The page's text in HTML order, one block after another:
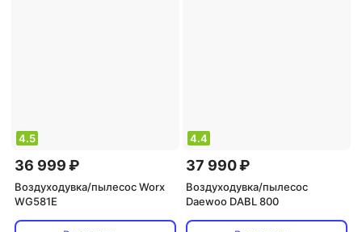
4.5
36 999 ₽
Воздуходувка/пылесос Worx
WG581E
4.4
37 990 ₽
Воздуходувка/пылесос
Daewoo DABL 800